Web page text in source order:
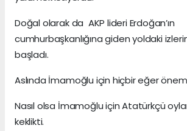
Doğal olarak da AKP lideri Erdoğan’ın
cumhurbaşkanlığına giden yoldaki
başladı.
Aslında İmamoğlu için hiçbir eğer
Nasıl olsa İmamoğlu için Atatürkçü
keklikti.